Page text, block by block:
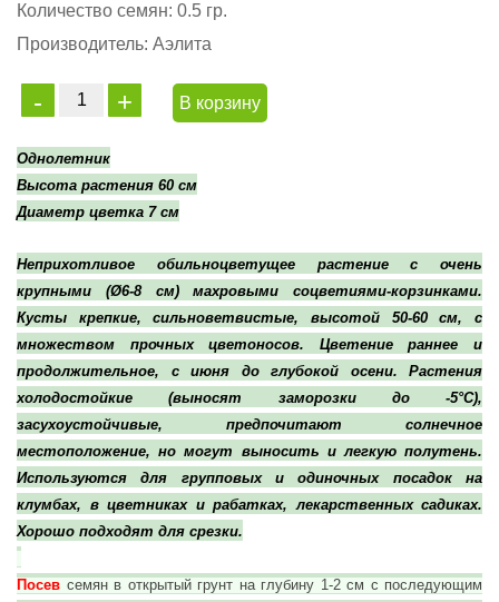
Количество семян: 0.5 гр.
Производитель: Аэлита
В корзину
Однолетник
Высота растения 60 см
Диаметр цветка 7 см
Неприхотливое обильноцветущее растение с очень
крупными (Ø6-8 см) махровыми соцветиями-корзинками.
Кусты крепкие, сильноветвистые, высотой 50-60 см, с
множеством прочных цветоносов. Цветение раннее и
продолжительное, с июня до глубокой осени. Растения
холодостойкие (выносят заморозки до -5°С),
засухоустойчивые, предпочитают солнечное
местоположение, но могут выносить и легкую полутень.
Используются для групповых и одиночных посадок на
клумбах, в цветниках и рабатках, лекарственных садиках.
Хорошо подходят для срезки.
Посев семян в открытый грунт на глубину 1-2 см с последующим